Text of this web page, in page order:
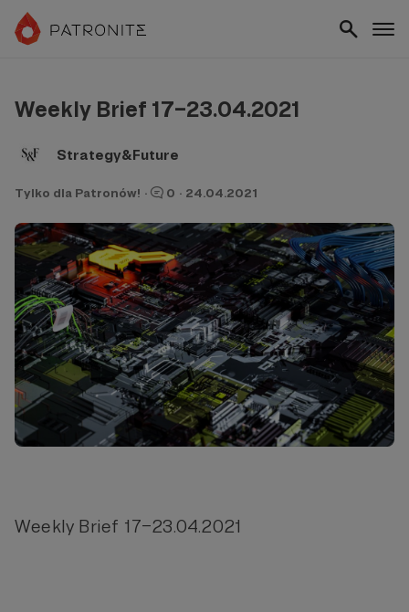
Weekly Brief 17–23.04.2021
Strategy&Future
Tylko dla Patronów! · 0 · 24.04.2021
Weekly Brief 17–23.04.2021